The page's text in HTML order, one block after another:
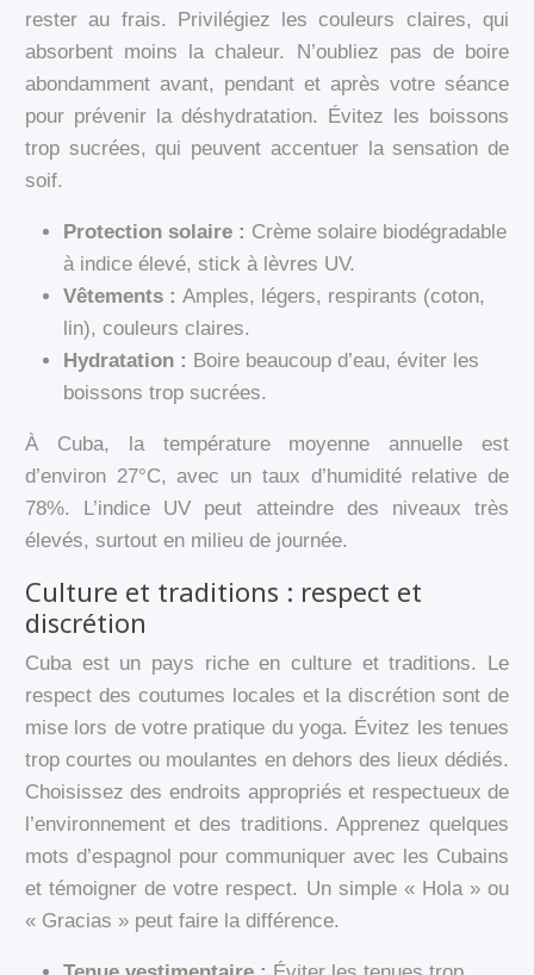
rester au frais. Privilégiez les couleurs claires, qui
absorbent moins la chaleur. N’oubliez pas de boire
abondamment avant, pendant et après votre séance
pour prévenir la déshydratation. Évitez les boissons
trop sucrées, qui peuvent accentuer la sensation de
soif.
Protection solaire : Crème solaire biodégradable
à indice élevé, stick à lèvres UV.
Vêtements : Amples, légers, respirants (coton,
lin), couleurs claires.
Hydratation : Boire beaucoup d’eau, éviter les
boissons trop sucrées.
À Cuba, la température moyenne annuelle est
d’environ 27°C, avec un taux d’humidité relative de
78%. L’indice UV peut atteindre des niveaux très
élevés, surtout en milieu de journée.
Culture et traditions : respect et
discrétion
Cuba est un pays riche en culture et traditions. Le
respect des coutumes locales et la discrétion sont de
mise lors de votre pratique du yoga. Évitez les tenues
trop courtes ou moulantes en dehors des lieux dédiés.
Choisissez des endroits appropriés et respectueux de
l’environnement et des traditions. Apprenez quelques
mots d’espagnol pour communiquer avec les Cubains
et témoigner de votre respect. Un simple « Hola » ou
« Gracias » peut faire la différence.